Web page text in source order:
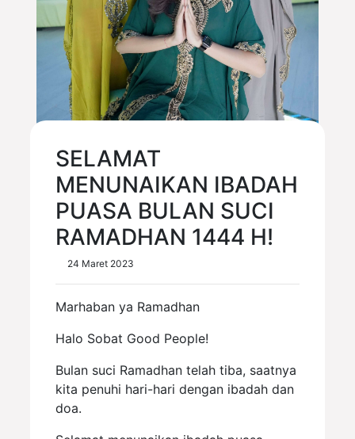
SELAMAT
MENUNAIKAN IBADAH
PUASA BULAN SUCI
RAMADHAN 1444 H!
24 Maret 2023
Marhaban ya Ramadhan
Halo Sobat Good People!
Bulan suci Ramadhan telah tiba, saatnya
kita penuhi hari-hari dengan ibadah dan
doa.